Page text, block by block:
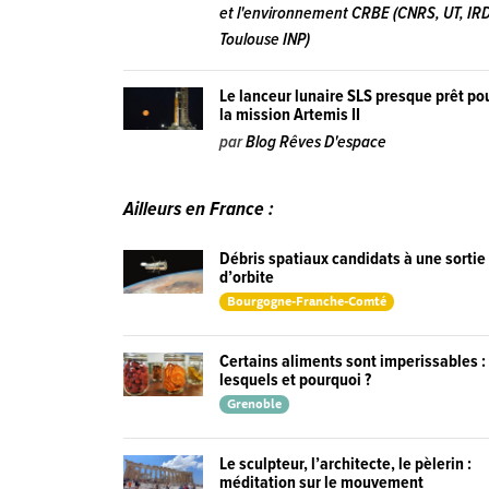
et l'environnement CRBE (CNRS, UT,
Toulouse INP)
Le lanceur lunaire SLS presque prêt
la mission Artemis II
parBlog Rêves D'espace
Ailleurs en France :
Débris spatiaux candidats à une sortie
d’orbite
Bourgogne-Franche-Comté
Certains aliments sont imperissables :
lesquels et pourquoi ?
Grenoble
Le sculpteur, l’architecte, le pèlerin :
méditation sur le mouvement